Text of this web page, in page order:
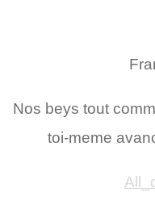
“Nos beys tout
toi-meme